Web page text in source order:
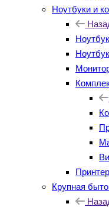
Ноутбуки и
Крупная